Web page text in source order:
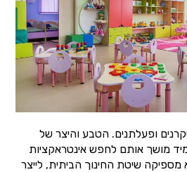
ופעלתנים. הטבע והיצר של
מושך אותם לחפש אינטראקציות
שיטת החינוך הביתית, לייצר